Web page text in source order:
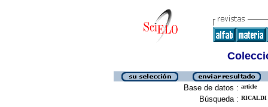
Base de datos : article
Búsqueda : RICALDI